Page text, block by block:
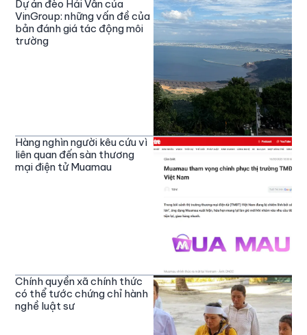
Dự án đèo Hải Vân của
VinGroup: những vấn đề của
bản đánh giá tác động môi
trường
Hàng nghìn người kêu cứu vì
liên quan đến sàn thương
mại điện tử Muamau
Chính quyền xã chính thức
có thể tước chứng chỉ hành
nghề luật sư